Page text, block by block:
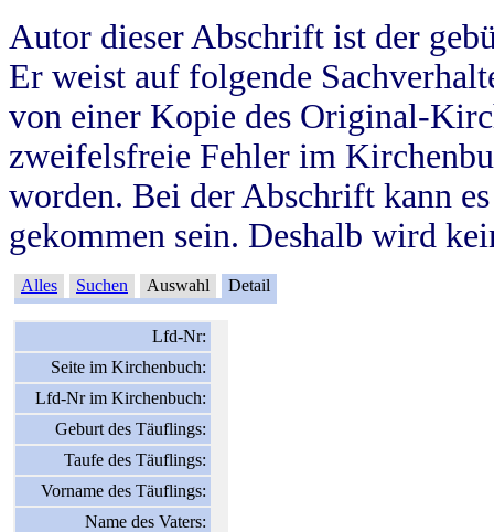
Autor dieser Abschrift ist der
Er weist auf folgende
von einer Kopie des Original-
zweifelsfreie Fehler im
worden. Bei der Abschrift kann
gekommen sein. Deshalb wird
Alles Suchen Auswahl Detail
Lfd-Nr:
Seite im Kirchenbuch:
Lfd-Nr im Kirchenbuch:
Geburt des Täuflings:
Taufe des Täuflings:
Vorname des Täuflings:
Name des Vaters: